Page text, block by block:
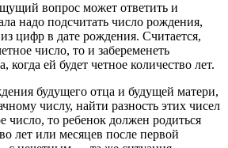
вопрос может ответить и
надо подсчитать число рождения,
цифр в дате рождения. Считается,
число, то и забеременеть
ей будет четное количество лет.
будущего отца и будущей матери,
числу, найти разность этих чисел
число, то ребенок должен родиться
лет или месяцев после первой